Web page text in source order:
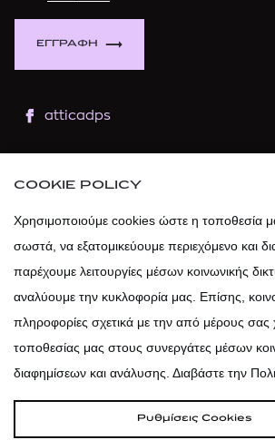
ΕΓΓΡΑΦΗ
atticadps
atticadps
COOKIE POLICY
Χρησιμοποιούμε cookies ώστε η τοποθεσία
σωστά, να εξατομικεύουμε περιεχόμενο και
παρέχουμε λειτουργίες μέσων κοινωνικής
αναλύουμε την κυκλοφορία μας. Επίσης,
πληροφορίες σχετικά με την από μέρους σας
τοποθεσίας μας στους συνεργάτες μέσων
διαφημίσεων και ανάλυσης. Διαβάστε την
Ρυθμίσεις Cookies